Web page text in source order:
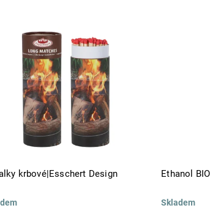
Nejdražší
Abecedně
krbové|Esschert Design Ethanol
Skladem